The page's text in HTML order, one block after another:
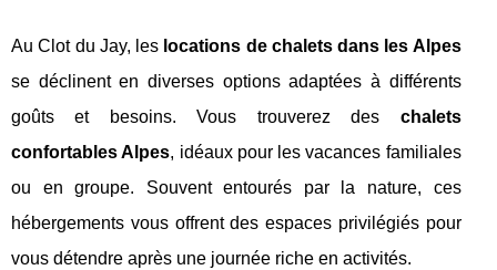
Au Clot du Jay, les locations de chalets dans les Alpes
se déclinent en diverses options adaptées à différents
goûts et besoins. Vous trouverez des chalets
confortables Alpes, idéaux pour les vacances familiales
ou en groupe. Souvent entourés par la nature, ces
hébergements vous offrent des espaces privilégiés pour
vous détendre après une journée riche en activités.